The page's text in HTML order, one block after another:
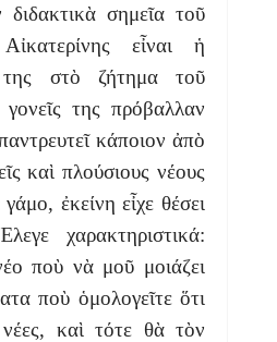
σημεῖα τοῦ
εἶναι ἡ
της στὸ ζήτημα τοῦ
της πρόβαλλαν
κάποιον ἀπὸ
καὶ πλούσιους νέους
ἐκείνη εἶχε θέσει
χαρακτηριστικά:
ποὺ νὰ μοῦ μοιάζει
ποὺ ὁμολογεῖτε ὅτι
καὶ τότε θὰ τὸν